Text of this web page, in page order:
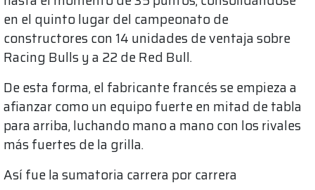
en el quinto lugar del campeonato de
constructores con 14 unidades de ventaja sobre
Racing Bulls y a 22 de Red Bull.
De esta forma, el fabricante francés se empieza a
afianzar como un equipo fuerte en mitad de tabla
para arriba, luchando mano a mano con los rivales
más fuertes de la grilla.
Así fue la sumatoria carrera por carrera